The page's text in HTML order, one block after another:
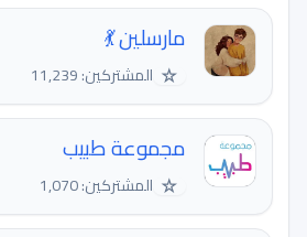
مارسلين 💃
☆ المشتركين: 11,239
مجموعة طبيب
☆ المشتركين: 1,070